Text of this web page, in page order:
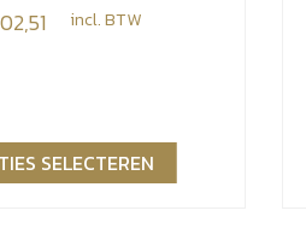
incl. BTW
SELECTEREN